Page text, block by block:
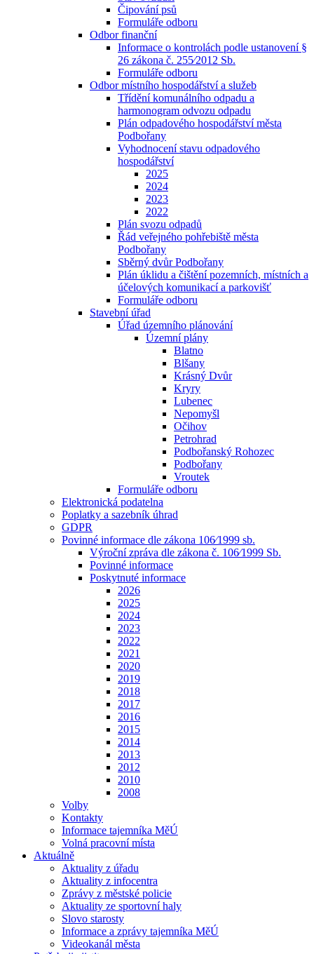
Čipování psů
Formuláře odboru
Odbor finanční
Informace o kontrolách podle ustanovení §
26 zákona č. 255⁄2012 Sb.
Formuláře odboru
Odbor místního hospodářství a služeb
Třídění komunálního odpadu a
harmonogram odvozu odpadu
Plán odpadového hospodářství města
Podbořany
Vyhodnocení stavu odpadového
hospodářství
2025
2024
2023
2022
Plán svozu odpadů
Řád veřejného pohřebiště města
Podbořany
Sběrný dvůr Podbořany
Plán úklidu a čištění pozemních, místních a
účelových komunikací a parkovišť
Formuláře odboru
Stavební úřad
Úřad územního plánování
Územní plány
Blatno
Blšany
Krásný Dvůr
Kryry
Lubenec
Nepomyšl
Očihov
Petrohrad
Podbořanský Rohozec
Podbořany
Vroutek
Formuláře odboru
Elektronická podatelna
Poplatky a sazebník úhrad
GDPR
Povinné informace dle zákona 106⁄1999 sb.
Výroční zpráva dle zákona č. 106⁄1999 Sb.
Povinné informace
Poskytnuté informace
2026
2025
2024
2023
2022
2021
2020
2019
2018
2017
2016
2015
2014
2013
2012
2010
2008
Volby
Kontakty
Informace tajemníka MěÚ
Volná pracovní místa
Aktuálně
Aktuality z úřadu
Aktuality z infocentra
Zprávy z městské policie
Aktuality ze sportovní haly
Slovo starosty
Informace a zprávy tajemníka MěÚ
Videokanál města